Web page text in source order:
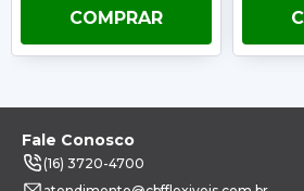
COMPRAR
Fale Conosco
(16) 3720-4700